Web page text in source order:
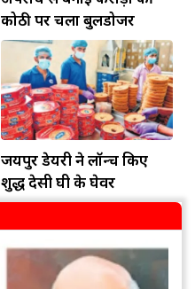
कोठी पर चला बुलडोजर
जयपुर डेयरी ने लॉन्च किए
शुद्ध देसी घी के घेवर